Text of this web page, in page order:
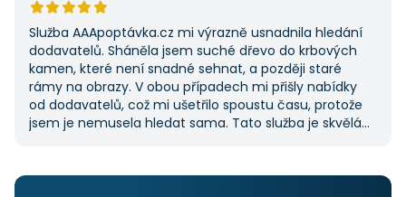
Služba AAApoptávka.cz mi výrazně usnadnila hledání
dodavatelů. Sháněla jsem suché dřevo do krbových
kamen, které není snadné sehnat, a později staré
rámy na obrazy. V obou případech mi přišly nabídky
od dodavatelů, což mi ušetřilo spoustu času, protože
jsem je nemusela hledat sama. Tato služba je skvělá